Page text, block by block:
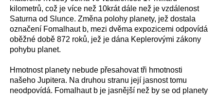
kilometrů, což je více než 10krát dále než je vzdálenost
Saturna od Slunce. Změna polohy planety, jež dostala
označení Fomalhaut b, mezi dvěma expozicemi odpovídá
oběžné době 872 roků, jež je dána Keplerovými zákony
pohybu planet.
Hmotnost planety nebude přesahovat tři hmotnosti
našeho Jupitera. Na druhou stranu její jasnost tomu
neodpovídá. Fomalhaut b je jasnější než by se od planety